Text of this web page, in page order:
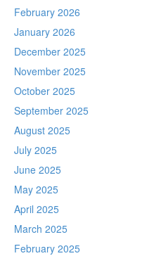
February 2026
January 2026
December 2025
November 2025
October 2025
September 2025
August 2025
July 2025
June 2025
May 2025
April 2025
March 2025
February 2025